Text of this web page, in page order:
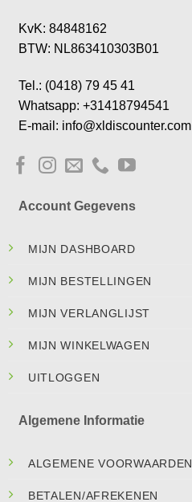
KvK: 84848162
BTW: NL863410303B01
Tel.: (0418) 79 45 41
Whatsapp: +31418794541
E-mail: info@xldiscounter.com
Account Gegevens
MIJN DASHBOARD
MIJN BESTELLINGEN
MIJN VERLANGLIJST
MIJN WINKELWAGEN
UITLOGGEN
Algemene Informatie
ALGEMENE VOORWAARDEN
BETALEN/AFREKENEN